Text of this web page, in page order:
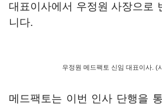
대표이사에서 우정원 사장으로
니다.
우정원 메드팩토 신임 대표이사. (
메드팩토는 이번 인사 단행을